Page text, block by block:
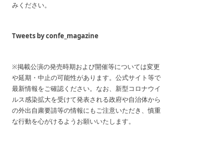
みください。
Tweets by confe_magazine
※掲載公演の発売時期および開催等については変更
や延期・中止の可能性があります。公式サイト等で
最新情報をご確認ください。なお、新型コロナウイ
ルス感染拡大を受けて発表される政府や自治体から
の外出自粛要請等の情報にもご注意いただき、慎重
な行動を心がけるようお願いいたします。